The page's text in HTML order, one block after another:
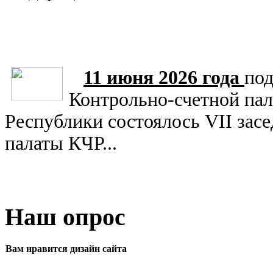
11 июня 2026 года
Контрольно-счетной
Республики состоялось VII
палаты КЧР...
Наш опрос
Вам нравится дизайн сайта